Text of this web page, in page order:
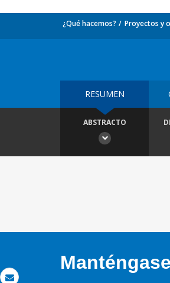
¿Qué hacemos? Proyectos y
RESUMEN
ABSTRACTO